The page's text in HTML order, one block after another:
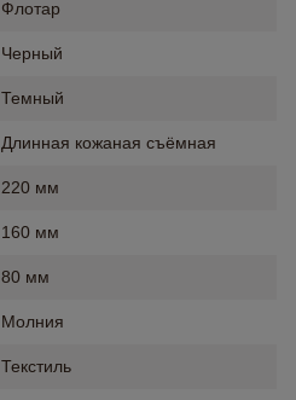
Флотар
Черный
Темный
Длинная кожаная съёмная
220 мм
160 мм
80 мм
Молния
Текстиль